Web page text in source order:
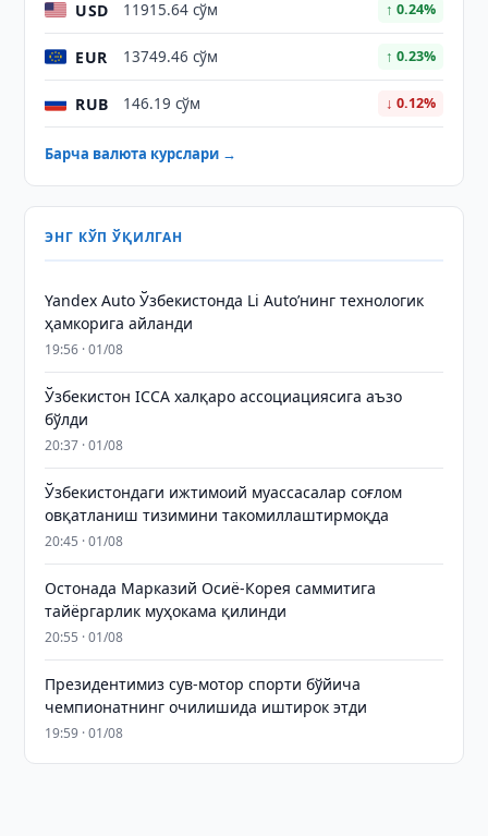
USD 11915.64 сўм ↑ 0.24%
EUR 13749.46 сўм ↑ 0.23%
RUB 146.19 сўм ↓ 0.12%
Барча валюта курслари →
ЭНГ КЎП ЎҚИЛГАН
Yandex Auto Ўзбекистонда Li Auto’нинг технологик
ҳамкорига айланди
19:56 · 01/08
Ўзбекистон ICCA халқаро ассоциациясига аъзо
бўлди
20:37 · 01/08
Ўзбекистондаги ижтимоий муассасалар соғлом
овқатланиш тизимини такомиллаштирмоқда
20:45 · 01/08
Остонада Марказий Осиё-Корея саммитига
тайёргарлик муҳокама қилинди
20:55 · 01/08
Президентимиз сув-мотор спорти бўйича
чемпионатнинг очилишида иштирок этди
19:59 · 01/08